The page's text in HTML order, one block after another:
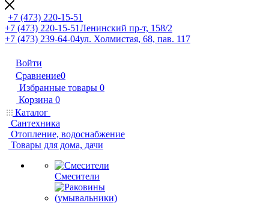
+7 (473) 220-15-51
+7 (473) 220-15-51Ленинский пр-т, 158/2
+7 (473) 239-64-04ул. Холмистая, 68, пав. 117
Войти
Сравнение0
Избранные товары 0
Корзина 0
Каталог
Сантехника
Отопление, водоснабжение
Товары для дома, дачи
Смесители